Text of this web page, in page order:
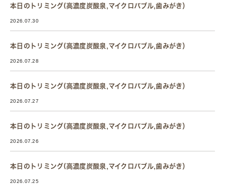
本日のトリミング(高濃度炭酸泉,マイクロバブル,歯みがき）
2026.07.30
本日のトリミング(高濃度炭酸泉,マイクロバブル,歯みがき）
2026.07.28
本日のトリミング(高濃度炭酸泉,マイクロバブル,歯みがき）
2026.07.27
本日のトリミング(高濃度炭酸泉,マイクロバブル,歯みがき）
2026.07.26
本日のトリミング(高濃度炭酸泉,マイクロバブル,歯みがき）
2026.07.25